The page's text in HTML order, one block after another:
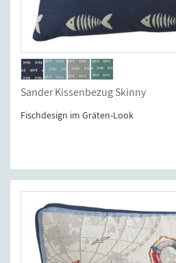
Sander Kissenbezug Skinny
Fischdesign im Gräten-Look